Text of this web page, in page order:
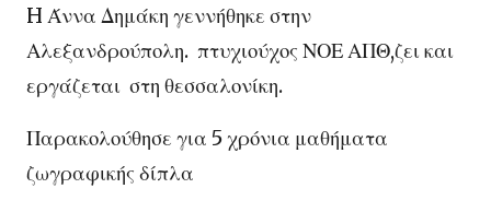
H Άννα Δημάκη γεννήθηκε στην
Αλεξανδρούπολη. πτυχιούχος ΝΟΕ ΑΠΘ,ζει και
εργάζεται στη θεσσαλονίκη.
Παρακολούθησε για 5 χρόνια μαθήματα
ζωγραφικής δίπλα